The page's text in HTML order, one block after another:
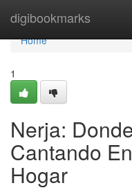
digibookmarks
Home
Home
1
Nerja:
Cantando
Hogar